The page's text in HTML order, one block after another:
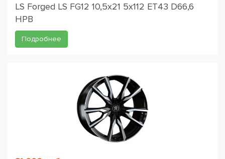
LS Forged LS FG12 10,5x21 5x112 ET43 D66,6
HPB
Подробнее